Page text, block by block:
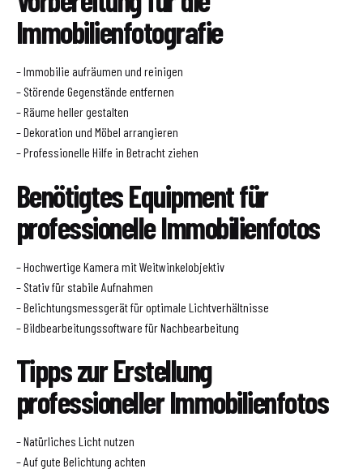
Immobilienfotografie
– Immobilie aufräumen und reinigen
– Störende Gegenstände entfernen
– Räume heller gestalten
– Dekoration und Möbel arrangieren
– Professionelle Hilfe in Betracht ziehen
Benötigtes Equipment für
professionelle Immobilienfotos
– Hochwertige Kamera mit Weitwinkelobjektiv
– Stativ für stabile Aufnahmen
– Belichtungsmessgerät für optimale Lichtverhältnisse
– Bildbearbeitungssoftware für Nachbearbeitung
Tipps zur Erstellung
professioneller Immobilienfotos
– Natürliches Licht nutzen
– Auf gute Belichtung achten